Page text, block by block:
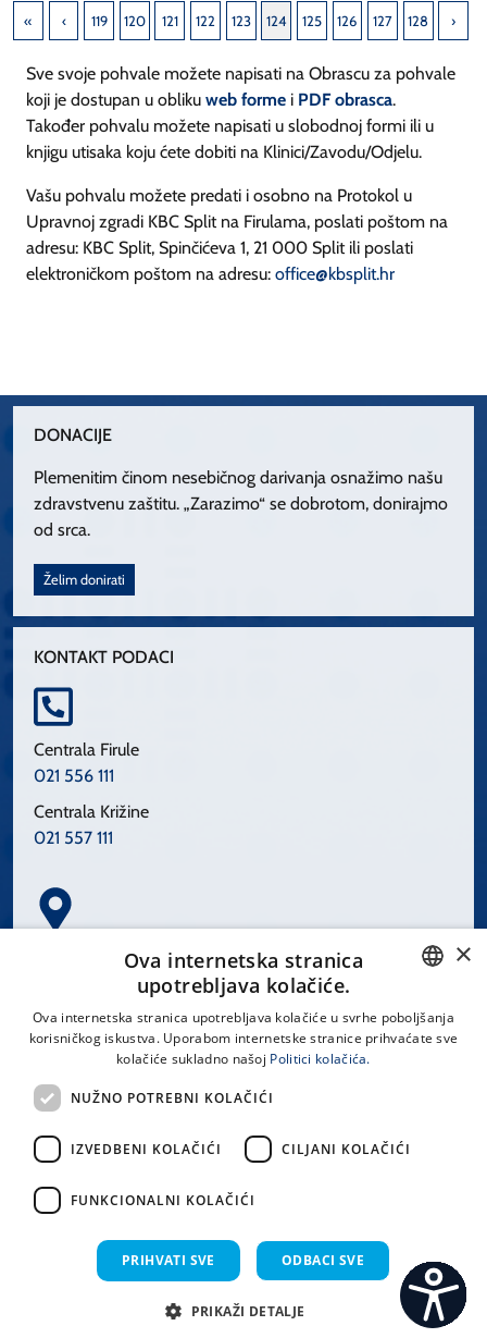
119 120 121 122 123 124 125 126 127 128
Sve svoje pohvale možete napisati na Obrascu za pohvale
koji je dostupan u obliku web forme i PDF obrasca.
Također pohvalu možete napisati u slobodnoj formi ili u
knjigu utisaka koju ćete dobiti na Klinici/Zavodu/Odjelu.
Vašu pohvalu možete predati i osobno na Protokol u
Upravnoj zgradi KBC Split na Firulama, poslati poštom na
adresu: KBC Split, Spinčićeva 1, 21 000 Split ili poslati
elektroničkom poštom na adresu: office@kbsplit.hr
DONACIJE
Plemenitim činom nesebičnog darivanja osnažimo našu
zdravstvenu zaštitu. „Zarazimo“ se dobrotom, donirajmo
od srca.
Želim donirati
KONTAKT PODACI
Centrala Firule
021 556 111
Centrala Križine
021 557 111
Spinčićeva 1, 21000 Split
LINKOVI
Uvjeti korištenja
CROATIAN
×
Ova internetska stranica
upotrebljava kolačiće.
Ova internetska stranica upotrebljava kolačiće u svrhe poboljšanja
korisničkog iskustva. Uporabom internetske stranice prihvaćate sve
kolačiće sukladno našoj Politici kolačića.
NUŽNO POTREBNI KOLAČIĆI
IZVEDBENI KOLAČIĆI CILJANI KOLAČIĆI
FUNKCIONALNI KOLAČIĆI
PRIHVATI SVE ODBACI SVE
PRIKAŽI DETALJE